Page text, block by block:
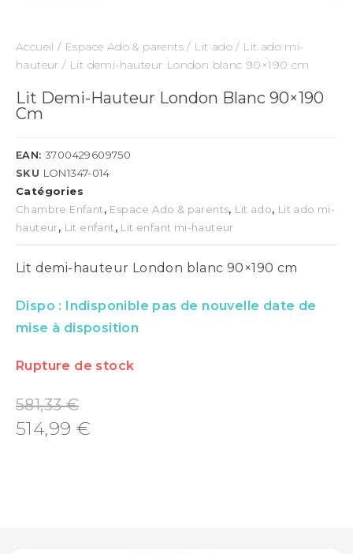
Accueil / Espace Ado & parents / Lit ado / Lit ado mi-
hauteur / Lit demi-hauteur London blanc 90×190 cm
Lit Demi-Hauteur London Blanc 90×190
Cm
EAN: 3700429609750
SKU LON1347-014
Catégories
Chambre Enfant, Espace Ado & parents, Lit ado, Lit ado mi-
hauteur, Lit enfant, Lit enfant mi-hauteur
Lit demi-hauteur London blanc 90×190 cm
Dispo : Indisponible pas de nouvelle date de
mise à disposition
Rupture de stock
581,33€
514,99 €